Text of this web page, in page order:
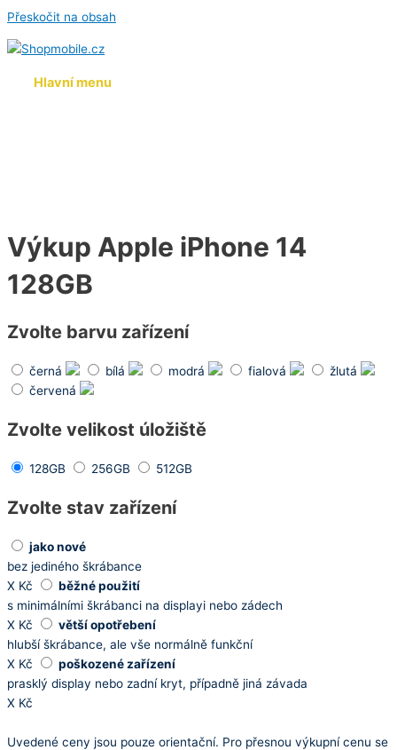
Přeskočit na obsah
Hlavní menu
Výkup Apple iPhone 14
128GB
Zvolte barvu zařízení
černá bílá modrá fialová
žlutá
červená
Zvolte velikost úložiště
128GB 256GB 512GB
Zvolte stav zařízení
jako nové
bez jediného škrábance
X Kč
běžné použití
s minimálními škrábanci na displayi nebo zádech
X Kč
větší opotřebení
hlubší škrábance, ale vše normálně funkční
X Kč
poškozené zařízení
prasklý display nebo zadní kryt, případně jiná závada
X Kč
Uvedené ceny jsou pouze orientační. Pro přesnou výkupní cenu se